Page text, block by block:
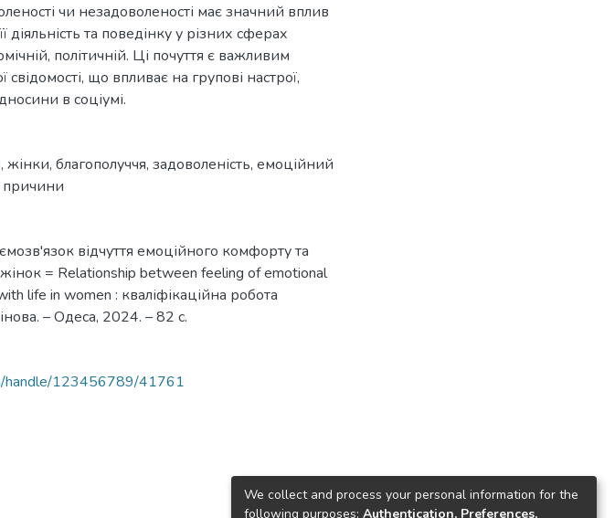
чи незадоволеності має значний вплив
діяльність та поведінку у різних сферах
політичній. Ці почуття є важливим
свідомості, що впливає на групові настрої,
в соціумі.
, жінки, благополуччя, задоволеність, емоційний
причини
відчуття емоційного комфорту та
= Relationship between feeling of emotional
life in women : кваліфікаційна робота
– Одеса, 2024. – 82 с.
handle/123456789/41761
We collect and process your personal information for the
following purposes: Authentication, Preferences,